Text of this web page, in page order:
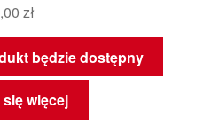
zł
będzie dostępny
więcej